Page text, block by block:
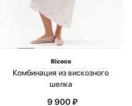
Ricoco
Комбинация из вискозного
шелка
9 900₽